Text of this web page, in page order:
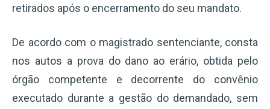
retirados após o encerramento do seu mandato.
De acordo com o magistrado sentenciante, consta
nos autos a prova do dano ao erário, obtida pelo
órgão competente e decorrente do convênio
executado durante a gestão do demandado, sem